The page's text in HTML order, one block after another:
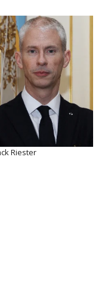
Riester